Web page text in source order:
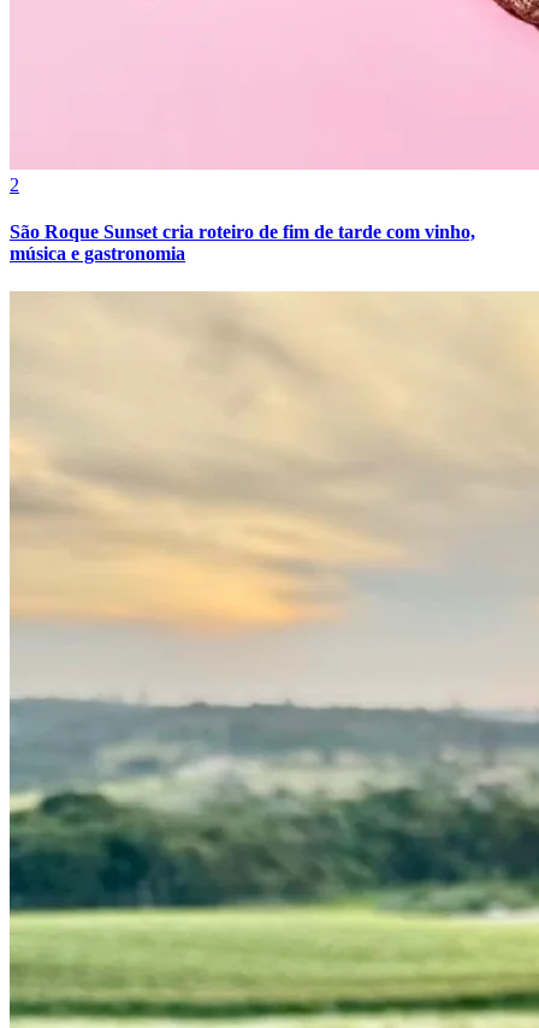
2
São Roque Sunset cria roteiro de fim de tarde com vinho,
música e gastronomia